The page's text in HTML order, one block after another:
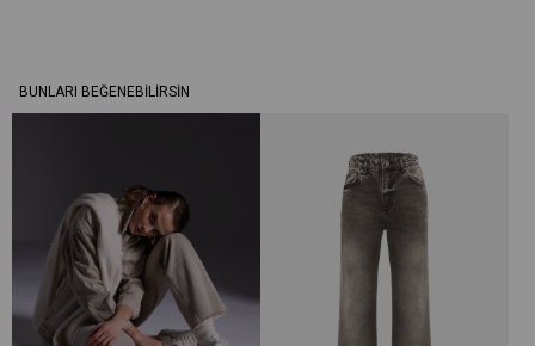
BUNLARI BEĞENEBILIRSIN